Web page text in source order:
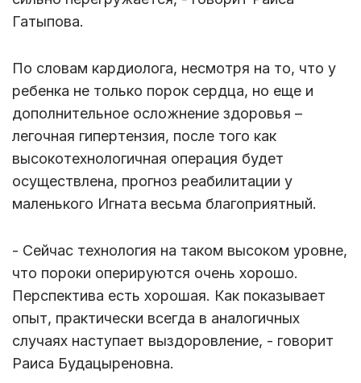
Гатыпова.
По словам кардиолога, несмотря на то, что у
ребенка не только порок сердца, но еще и
дополнительное осложнение здоровья –
легочная гипертензия, после того как
высокотехнологичная операция будет
осуществлена, прогноз реабилитации у
маленького Игната весьма благоприятный.
- Сейчас технология на таком высоком уровне,
что пороки оперируются очень хорошо.
Перспектива есть хорошая. Как показывает
опыт, практически всегда в аналогичных
случаях наступает выздоровление, - говорит
Раиса Будацыреновна.